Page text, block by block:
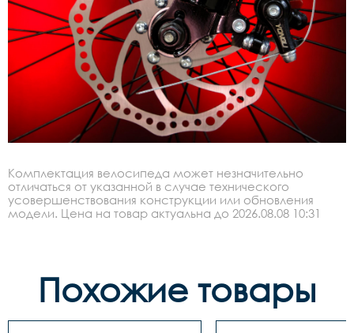
Комплектация велосипеда может незначительно
отличаться от указанной в случае технического
усовершенствования конструкции или обновления
модели. Цена на товар актуальна до 2026.08.08 10:31
Похожие товары